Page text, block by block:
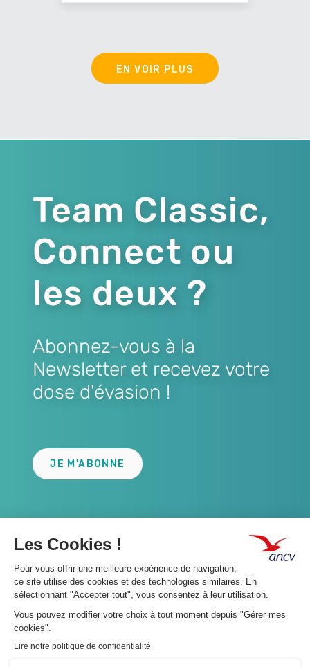
EN VOIR PLUS
Team Classic,
Connect ou
les deux ?
Abonnez-vous à la
Newsletter et recevez votre
dose d'évasion !
JE M'ABONNE
A propos 👇